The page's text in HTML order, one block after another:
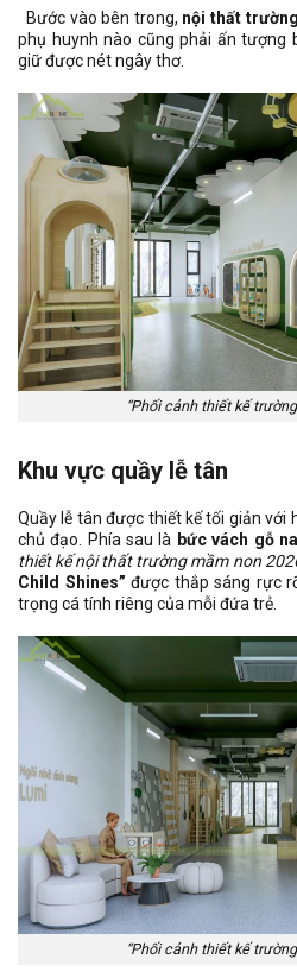
Bước vào bên trong, nội thất
phụ huynh nào cũng phải ấn tượng
giữ được nét ngây thơ.
“Phối cảnh thiết kế
Khu vực quầy lễ tân
Quầy lễ tân được thiết kế tối giản với
chủ đạo. Phía sau là bức vách gỗ
thiết kế nội thất trường mầm non
Child Shines” được thắp sáng rực
trọng cá tính riêng của mỗi đứa trẻ.
“Phối cảnh thiết kế